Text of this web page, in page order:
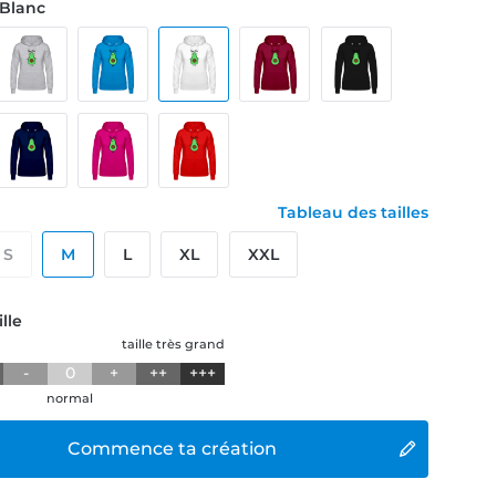
Commence ta création
Tableau des tailles
S M L XL XXL
taille très grand
- 0 + ++ +++
normal